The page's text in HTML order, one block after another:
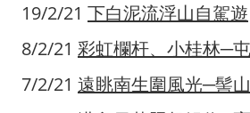
19/2/21 下白泥流浮山自駕遊
8/2/21 彩虹欄杆、小桂林─
7/2/21 遠眺南生圍風光─髻山